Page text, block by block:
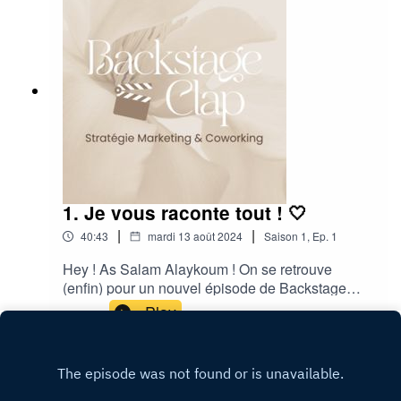
nos différents réseaux sociaux : 👉🏼 L'insta de
L'agence Utopia👉🏼 L'insta du Coworking de
L'agence Utopia
1. Je vous raconte tout ! 🤍
40:43 | mardi 13 août 2024 | Saison 1, Ep. 1
Hey ! As Salam Alaykoum ! On se retrouve
(enfin) pour un nouvel épisode de Backstage
Clap ! Vous allez entrer une fois de plus dans les
sûr de Business !
Play